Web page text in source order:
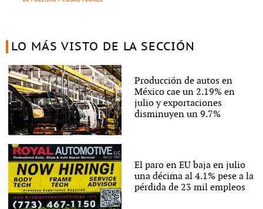
LO MÁS VISTO DE LA SECCIÓN
Producción de autos en
México cae un 2.19% en
julio y exportaciones
disminuyen un 9.7%
El paro en EU baja en julio
una décima al 4.1% pese a la
pérdida de 23 mil empleos